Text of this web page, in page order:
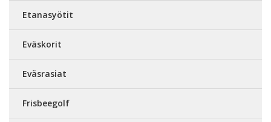
Etanasyötit
Eväskorit
Eväsrasiat
Frisbeegolf